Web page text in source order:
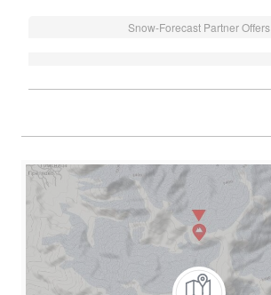
Snow-Forecast Partner Offers